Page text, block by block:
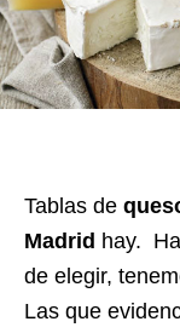
Tablas de
Madrid hay.
de elegir,
Las que